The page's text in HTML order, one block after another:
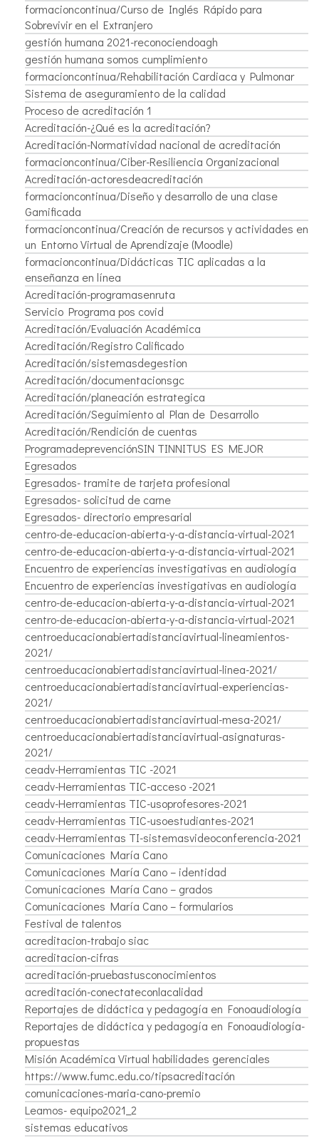
formacioncontinua/Curso de Inglés Rápido para
Sobrevivir en el Extranjero
gestión humana 2021-reconociendoagh
gestión humana somos cumplimiento
formacioncontinua/Rehabilitación Cardiaca y Pulmonar
Sistema de aseguramiento de la calidad
Proceso de acreditación 1
Acreditación-¿Qué es la acreditación?
Acreditación-Normatividad nacional de acreditación
formacioncontinua/Ciber-Resiliencia Organizacional
Acreditación-actoresdeacreditación
formacioncontinua/Diseño y desarrollo de una clase
Gamificada
formacioncontinua/Creación de recursos y actividades en
un Entorno Virtual de Aprendizaje (Moodle)
formacioncontinua/Didácticas TIC aplicadas a la
enseñanza en línea
Acreditación-programasenruta
Servicio Programa pos covid
Acreditación/Evaluación Académica
Acreditación/Registro Calificado
Acreditación/sistemasdegestion
Acreditación/documentacionsgc
Acreditación/planeación estrategica
Acreditación/Seguimiento al Plan de Desarrollo
Acreditación/Rendición de cuentas
ProgramadeprevenciónSIN TINNITUS ES MEJOR
Egresados
Egresados- tramite de tarjeta profesional
Egresados- solicitud de carne
Egresados- directorio empresarial
centro-de-educacion-abierta-y-a-distancia-virtual-2021
centro-de-educacion-abierta-y-a-distancia-virtual-2021
Encuentro de experiencias investigativas en audiología
Encuentro de experiencias investigativas en audiología
centro-de-educacion-abierta-y-a-distancia-virtual-2021
centro-de-educacion-abierta-y-a-distancia-virtual-2021
centroeducacionabiertadistanciavirtual-lineamientos-
2021/
centroeducacionabiertadistanciavirtual-linea-2021/
centroeducacionabiertadistanciavirtual-experiencias-
2021/
centroeducacionabiertadistanciavirtual-mesa-2021/
centroeducacionabiertadistanciavirtual-asignaturas-
2021/
ceadv-Herramientas TIC -2021
ceadv-Herramientas TIC-acceso -2021
ceadv-Herramientas TIC-usoprofesores-2021
ceadv-Herramientas TIC-usoestudiantes-2021
ceadv-Herramientas TI-sistemasvideoconferencia-2021
Comunicaciones María Cano
Comunicaciones María Cano – identidad
Comunicaciones María Cano – grados
Comunicaciones María Cano – formularios
Festival de talentos
acreditacion-trabajo siac
acreditacion-cifras
acreditación-pruebastusconocimientos
acreditación-conectateconlacalidad
Reportajes de didáctica y pedagogía en Fonoaudiología
Reportajes de didáctica y pedagogía en Fonoaudiología-
propuestas
Misión Académica Virtual habilidades gerenciales
https://www.fumc.edu.co/tipsacreditación
comunicaciones-maria-cano-premio
Leamos- equipo2021_2
sistemas educativos